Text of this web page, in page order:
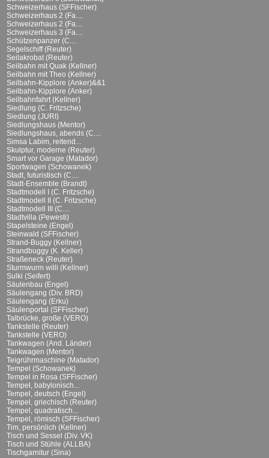
Schweizerhaus (SFFischer)
Schweizerhaus 2 (Fa....
Schweizerhaus 2 (Fa....
Schweizerhaus 3 (Fa....
Schützenpanzer (C....
Segelschiff (Reuter)
Seilakrobat (Reuter)
Seilbahn mit Quak (Kellner)
Seilbahn mit Theo (Kellner)
Seilbahn-Kipplore (Anker)&&1
Seilbahn-Kipplore (Anker)
Seilbahnfahrt (Kellner)
Siedlung (C. Fritzsche)
Siedlung (JURI)
Siedlungshaus (Mentor)
Siedlungshaus, abends (C....
Simsa Labim, reitend...
Skulptur, moderne (Reuter)
Smart vor Garage (Matador)
Sportwagen (Schowanek)
Stadt, futuristisch (C....
Stadt-Ensemble (Brandt)
Stadtmodell I (C. Fritzsche)
Stadtmodell II (C. Fritzsche)
Stadtmodell III (C....
Stadtvilla (Pewesti)
Stapelsteine (Engel)
Steinwald (SFFischer)
Strand-Buggy (Kellner)
Strandbuggy (K. Keller)
Straßeneck (Reuter)
Sturmwurm willi (Kellner)
Sulki (Seifert)
Säulenbau (Engel)
Säulengang (Div. BRD)
Säulengang (Erku)
Säulenportal (SFFischer)
Talbrücke, große (VERO)
Tankstelle (Reuter)
Tankstelle (VERO)
Tankwagen (And. Länder)
Tankwagen (Mentor)
Teigrührmaschine (Matador)
Tempel (Schowanek)
Tempel in Rosa (SFFischer)
Tempel, babylonisch...
Tempel, deutsch (Engel)
Tempel, griechisch (Reuter)
Tempel, quadratisch...
Tempel, römisch (SFFischer)
Tim, persönlich (Kellner)
Tisch und Sessel (Div. VK)
Tisch und Stühle (ALLBA)
Tischgarnitur (Sina)